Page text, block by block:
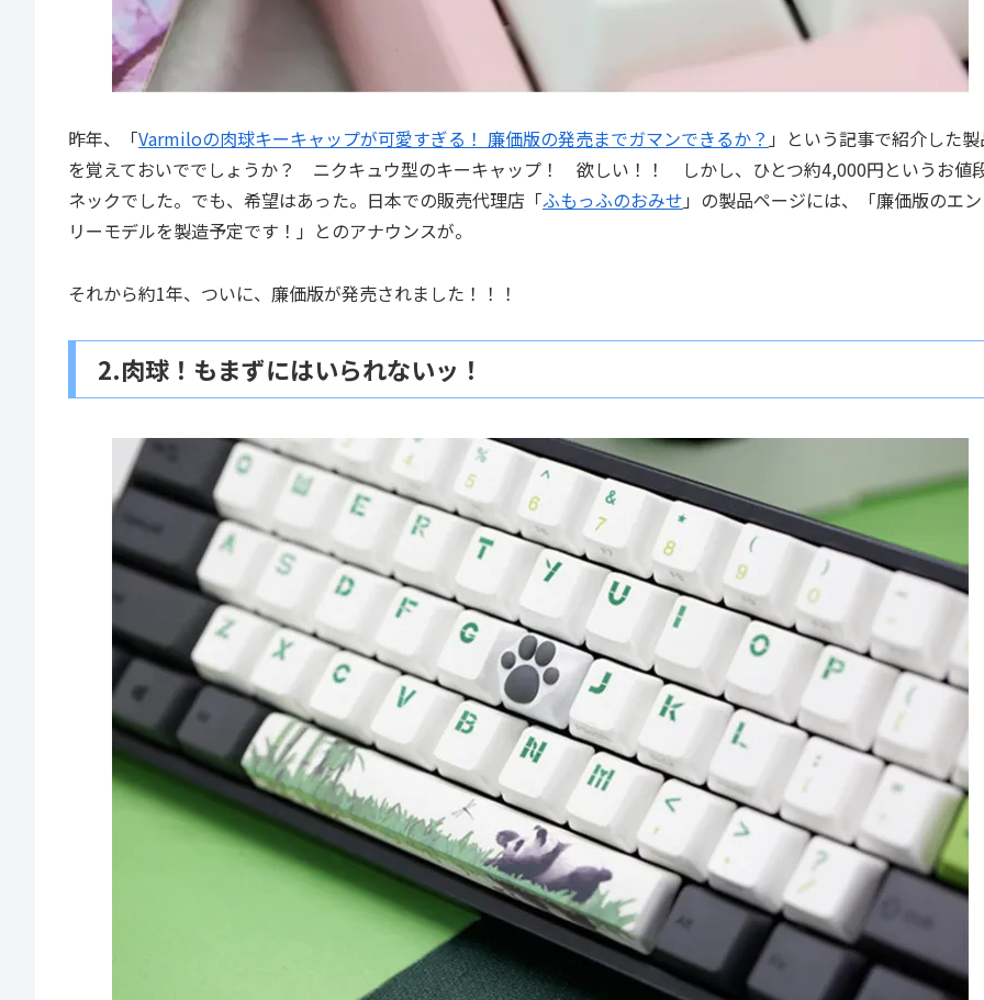
昨年、「Varmiloの肉球キーキャップが可愛すぎる！ 廉価版の発売までガマンできるか？ 」という記事で紹介した
を覚えておいででしょうか？ ニクキュウ型のキーキャップ！ 欲しい！！ しかし、ひとつ約4,000円というお値
ネックでした。でも、希望はあった。日本での販売代理店「ふもっふのおみせ 」の製品ページには、「廉価版のエ
リーモデルを製造予定です！」とのアナウンスが。
それから約1年、ついに、廉価版が発売されました！！！
2.肉球！もまずにはいられないッ！